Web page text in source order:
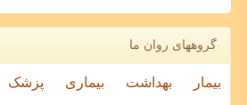
گروههای روان ما
بیمار بهداشت بیماری پزشک